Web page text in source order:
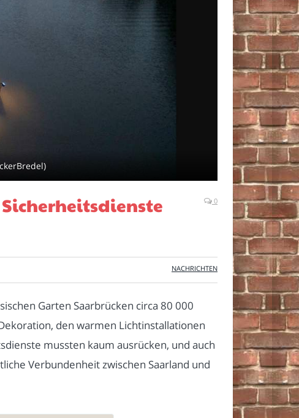
0
NACHRICHTEN
Garten Saarbrücken circa 80 000
den warmen Lichtinstallationen
mussten kaum ausrücken, und auch
Verbundenheit zwischen Saarland und